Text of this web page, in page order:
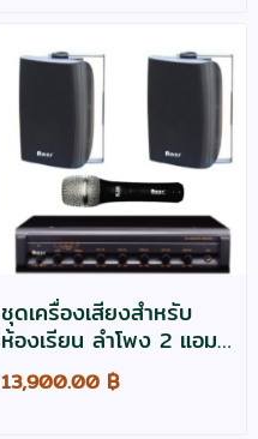
ชุดเครื่องเสียงสำหรับ
ห้องเรียน ลำโพง 2 แอมป์
ขนาด 60 วัตต์ และ
ไมโครโฟนมีสาย 1 ชุด
13,900.00 ฿